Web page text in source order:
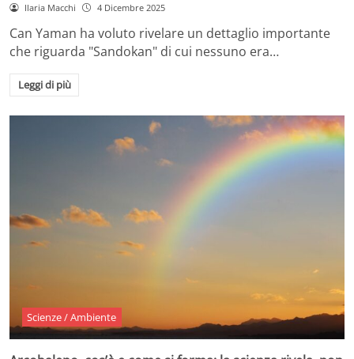
Ilaria Macchi 4 Dicembre 2025
Can Yaman ha voluto rivelare un dettaglio importante
che riguarda "Sandokan" di cui nessuno era…
Leggi di più
Scienze / Ambiente